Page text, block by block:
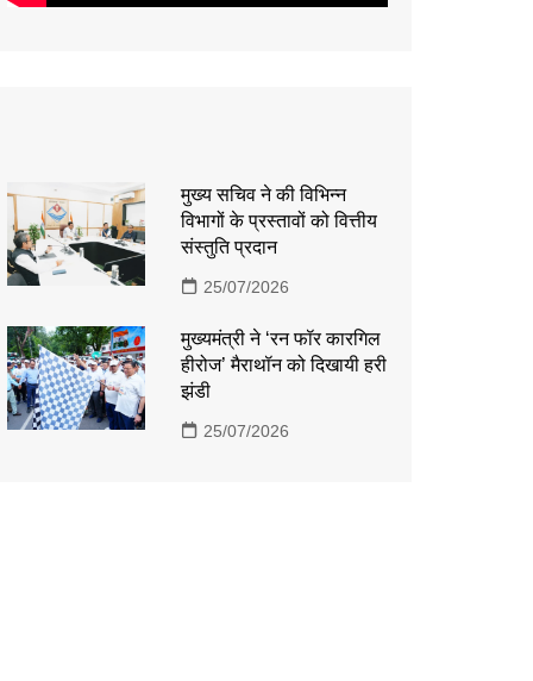
मुख्य सचिव ने की विभिन्न
विभागों के प्रस्तावों को वित्तीय
संस्तुति प्रदान
25/07/2026
मुख्यमंत्री ने ‘रन फॉर कारगिल
हीरोज’ मैराथॉन को दिखायी हरी
झंडी
25/07/2026